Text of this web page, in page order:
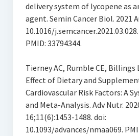
delivery system of lycopene as
agent. Semin Cancer Biol. 2021
10.1016/
PMID: 33794344.
Tierney AC, Rumble CE, Billings
Effect of Dietary and
Cardiovascular Risk Factors: A
and Meta-Analysis. Adv Nutr.
16;11(6):1453-1488. doi:
10.1093/advances/nmaa069.